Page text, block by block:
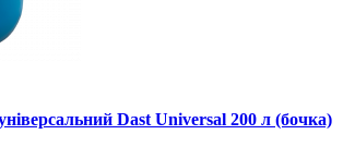
Dast Universal 200 л (бочка)